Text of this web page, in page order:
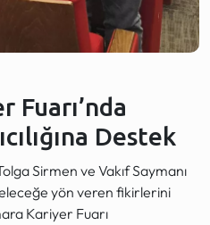
Fuarı’nda
Destek
Sirmen ve Vakıf Saymanı
yön veren fikirlerini
Kariyer Fuarı